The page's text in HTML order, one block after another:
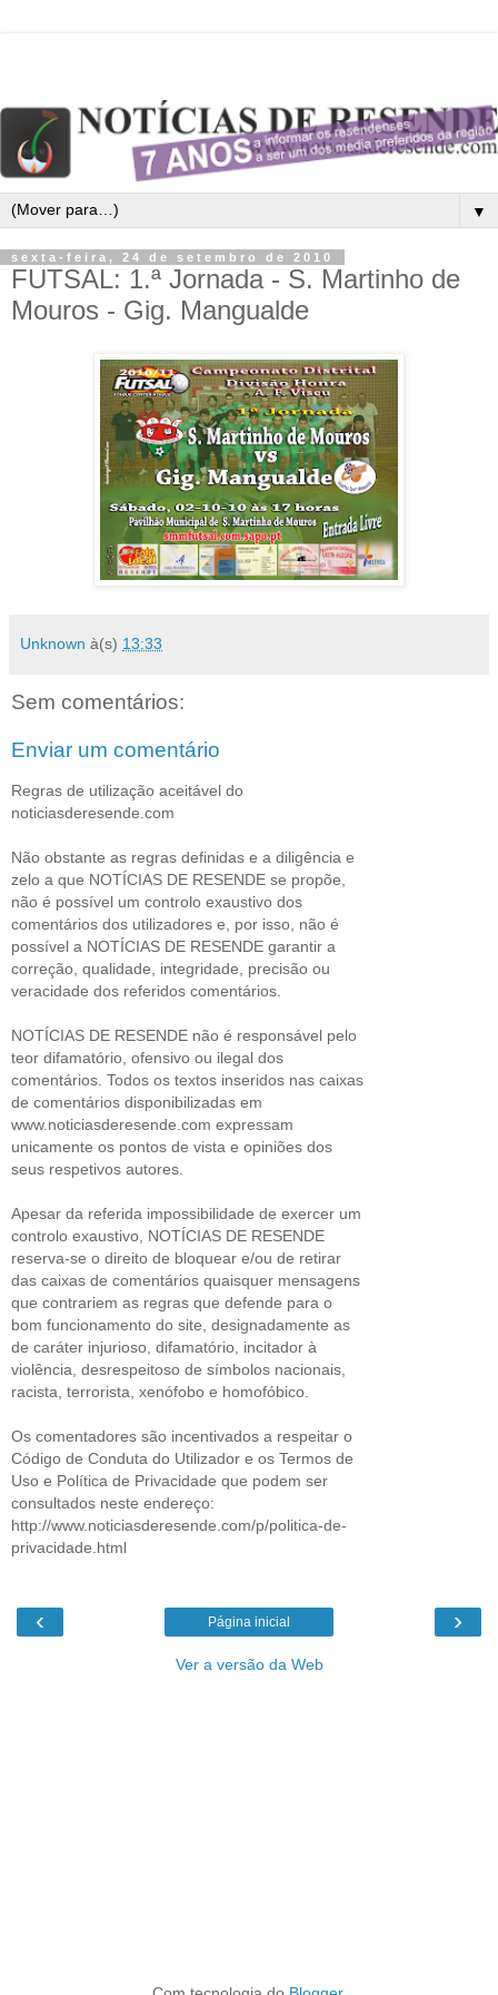
▼
sexta-feira, 24 de setembro de 2010
FUTSAL: 1.ª Jornada - S. Martinho de
Mouros - Gig. Mangualde
Unknown à(s) 13:33
Sem comentários:
Enviar um comentário
Regras de utilização aceitável do
noticiasderesende.com
Não obstante as regras definidas e a diligência e
zelo a que NOTÍCIAS DE RESENDE se propõe,
não é possível um controlo exaustivo dos
comentários dos utilizadores e, por isso, não é
possível a NOTÍCIAS DE RESENDE garantir a
correção, qualidade, integridade, precisão ou
veracidade dos referidos comentários.
NOTÍCIAS DE RESENDE não é responsável pelo
teor difamatório, ofensivo ou ilegal dos
comentários. Todos os textos inseridos nas caixas
de comentários disponibilizadas em
www.noticiasderesende.com expressam
unicamente os pontos de vista e opiniões dos
seus respetivos autores.
Apesar da referida impossibilidade de exercer um
controlo exaustivo, NOTÍCIAS DE RESENDE
reserva-se o direito de bloquear e/ou de retirar
das caixas de comentários quaisquer mensagens
que contrariem as regras que defende para o
bom funcionamento do site, designadamente as
de caráter injurioso, difamatório, incitador à
violência, desrespeitoso de símbolos nacionais,
racista, terrorista, xenófobo e homofóbico.
Os comentadores são incentivados a respeitar o
Código de Conduta do Utilizador e os Termos de
Uso e Política de Privacidade que podem ser
consultados neste endereço:
http://www.noticiasderesende.com/p/politica-de-
privacidade.html
‹ ›
Página inicial
Ver a versão da Web